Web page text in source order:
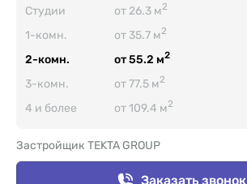
Студии от 26.3 м2
1-комн.
от 35.7 м2
2-комн.
от 55.2 м2
3-комн.
от 77.5 м2
4 и более
от 109.4 м2
Застройщик TEKTA GROUP
Заказать звонок